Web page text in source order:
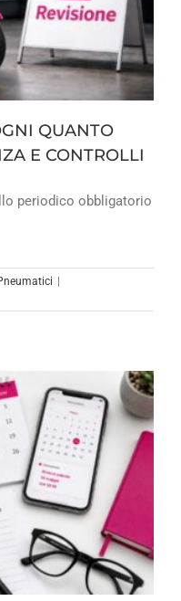
QUANTO
E CONTROLLI
periodico obbligatorio
|